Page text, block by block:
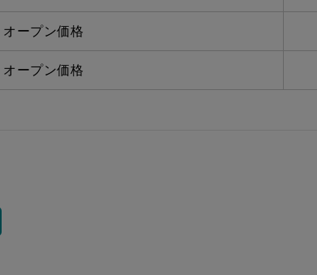
オープン価格
オープン価格